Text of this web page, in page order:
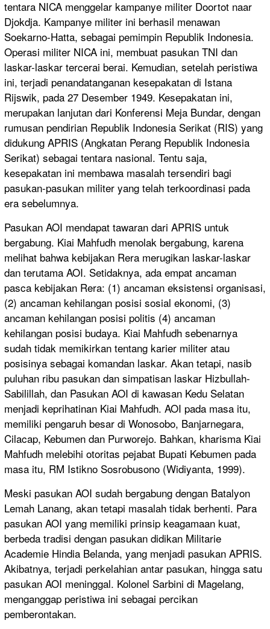
tentara NICA menggelar kampanye militer Doortot naar
Djokdja. Kampanye militer ini berhasil menawan
Soekarno-Hatta, sebagai pemimpin Republik Indonesia.
Operasi militer NICA ini, membuat pasukan TNI dan
laskar-laskar tercerai berai. Kemudian, setelah peristiwa
ini, terjadi penandatanganan kesepakatan di Istana
Rijswik, pada 27 Desember 1949. Kesepakatan ini,
merupakan lanjutan dari Konferensi Meja Bundar, dengan
rumusan pendirian Republik Indonesia Serikat (RIS) yang
didukung APRIS (Angkatan Perang Republik Indonesia
Serikat) sebagai tentara nasional. Tentu saja,
kesepakatan ini membawa masalah tersendiri bagi
pasukan-pasukan militer yang telah terkoordinasi pada
era sebelumnya.
Pasukan AOI mendapat tawaran dari APRIS untuk
bergabung. Kiai Mahfudh menolak bergabung, karena
melihat bahwa kebijakan Rera merugikan laskar-laskar
dan terutama AOI. Setidaknya, ada empat ancaman
pasca kebijakan Rera: (1) ancaman eksistensi organisasi,
(2) ancaman kehilangan posisi sosial ekonomi, (3)
ancaman kehilangan posisi politis (4) ancaman
kehilangan posisi budaya. Kiai Mahfudh sebenarnya
sudah tidak memikirkan tentang karier militer atau
posisinya sebagai komandan laskar. Akan tetapi, nasib
puluhan ribu pasukan dan simpatisan laskar Hizbullah-
Sabilillah, dan Pasukan AOI di kawasan Kedu Selatan
menjadi keprihatinan Kiai Mahfudh. AOI pada masa itu,
memiliki pengaruh besar di Wonosobo, Banjarnegara,
Cilacap, Kebumen dan Purworejo. Bahkan, kharisma Kiai
Mahfudh melebihi otoritas pejabat Bupati Kebumen pada
masa itu, RM Istikno Sosrobusono (Widiyanta, 1999).
Meski pasukan AOI sudah bergabung dengan Batalyon
Lemah Lanang, akan tetapi masalah tidak berhenti. Para
pasukan AOI yang memiliki prinsip keagamaan kuat,
berbeda tradisi dengan pasukan didikan Militarie
Academie Hindia Belanda, yang menjadi pasukan APRIS.
Akibatnya, terjadi perkelahian antar pasukan, hingga satu
pasukan AOI meninggal. Kolonel Sarbini di Magelang,
menganggap peristiwa ini sebagai percikan
pemberontakan.